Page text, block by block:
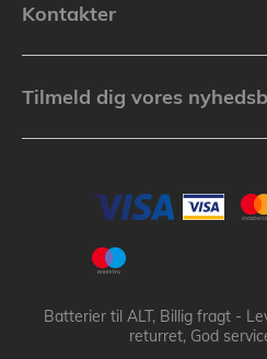
Kontakter
Tilmeld dig vores
Batterier til ALT, Billig fragt -
returret, God